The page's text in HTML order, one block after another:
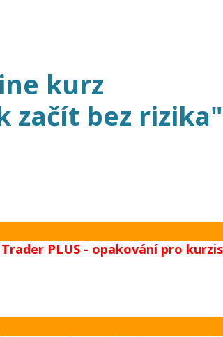
kurz
začít bez rizika"
Trader PLUS - opakování pro